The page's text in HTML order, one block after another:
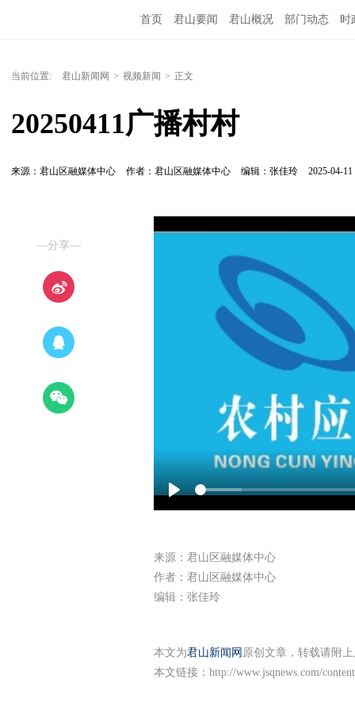
首页 君山要闻 君山概况 部门动态 时
当前位置: 君山新闻网 > 视频新闻 > 正文
20250411广播村村
来源：君山区融媒体中心 作者：君山区融媒体中心 编辑：张佳玲 2025-04-11
—分享—
Play
来源：君山区融媒体中心
作者：君山区融媒体中心
编辑：张佳玲
本文为君山新闻网 原创文章，转载请附
本文链接： http://www.jsqnews.com/